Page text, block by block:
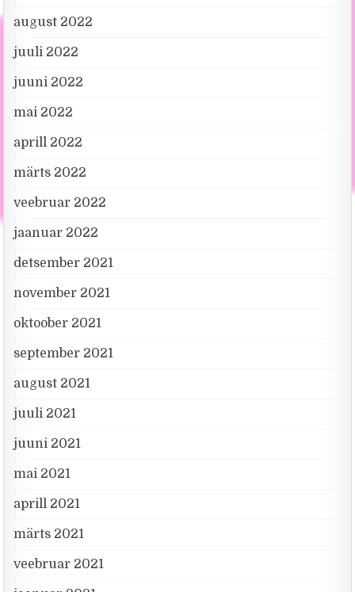
august 2022
juuli 2022
juuni 2022
mai 2022
aprill 2022
märts 2022
veebruar 2022
jaanuar 2022
detsember 2021
november 2021
oktoober 2021
september 2021
august 2021
juuli 2021
juuni 2021
mai 2021
aprill 2021
märts 2021
veebruar 2021